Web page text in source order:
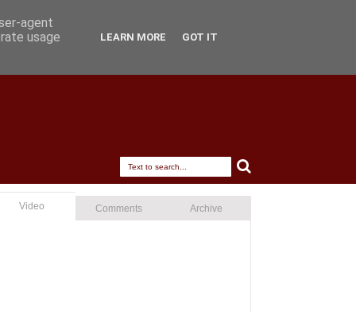
Video Comments Archive
agent
usage
LEARN MORE GOT IT